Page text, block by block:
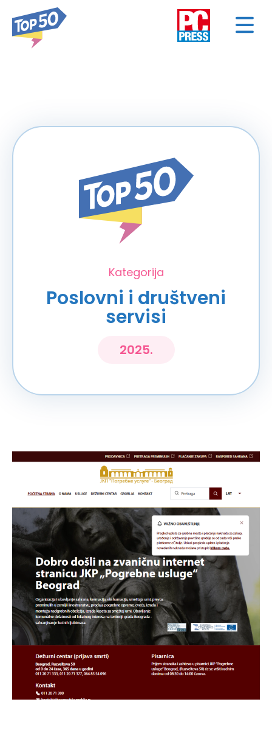
< NAZAD
Kategorija
Poslovni i društveni
servisi
2025.